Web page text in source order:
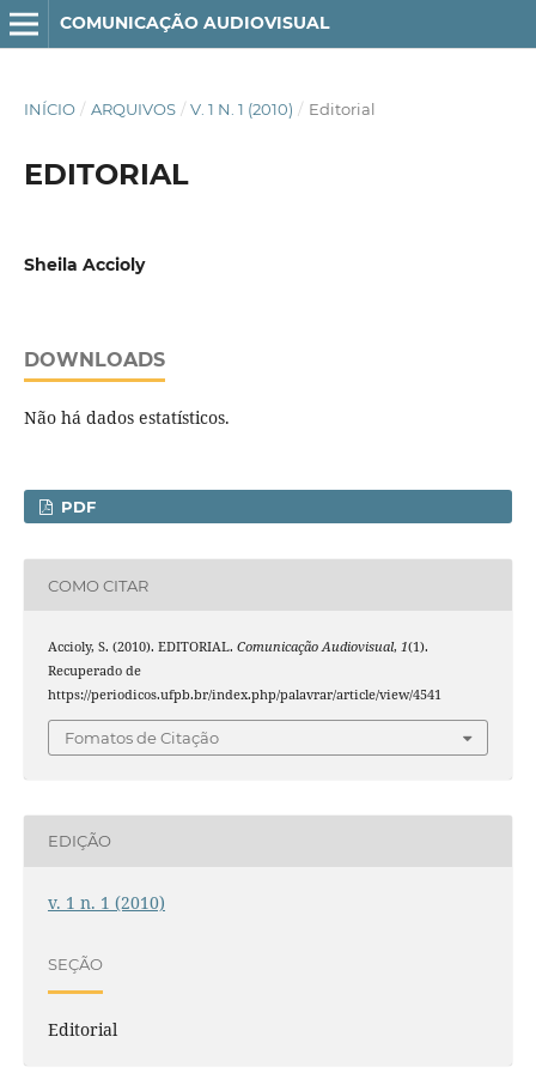
COMUNICAÇÃO AUDIOVISUAL
INÍCIO / ARQUIVOS / V. 1 N. 1 (2010) / Editorial
EDITORIAL
Sheila Accioly
DOWNLOADS
Não há dados estatísticos.
PDF
COMO CITAR
Accioly, S. (2010). EDITORIAL. Comunicação Audiovisual, 1(1).
Recuperado de
https://periodicos.ufpb.br/index.php/palavrar/article/view/4541
Fomatos de Citação
EDIÇÃO
v. 1 n. 1 (2010)
SEÇÃO
Editorial